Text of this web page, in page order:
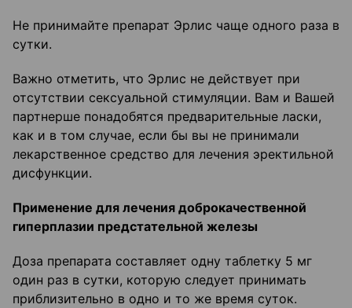
Не принимайте препарат Эрлис чаще одного раза в
сутки.
Важно отметить, что Эрлис не действует при
отсутствии сексуальной стимуляции. Вам и Вашей
партнерше понадобятся предварительные ласки,
как и в том случае, если бы вы не принимали
лекарственное средство для лечения эректильной
дисфункции.
Применение для лечения доброкачественной
гиперплазии предстательной железы
Доза препарата составляет одну таблетку 5 мг
один раз в сутки, которую следует принимать
приблизительно в одно и то же время суток.